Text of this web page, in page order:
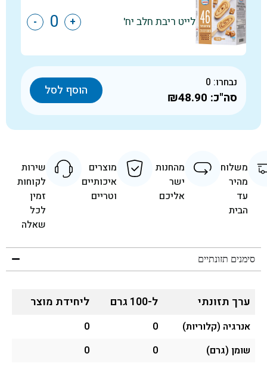
לייט ריבת חלב יח' +
-
נבחרו: 0
סה"כ: ₪48.90 הוסף לסל
משלוח
מהיר
עד
הבית
מהחנות
ישר
אליכם
מוצרים
איכותיים
וטריים
שירות
לקוחות
זמין
לכל
שאלה
סימנים תזונתיים
ערך תזונתי ל-100 גרם ליחידת מוצר
אנרגיה (קלוריות) 0
0
שומן (גרם)
0
0